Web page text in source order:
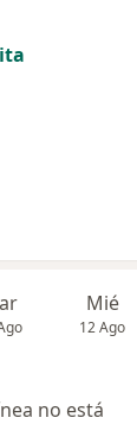
Mié
12 Ago
no está